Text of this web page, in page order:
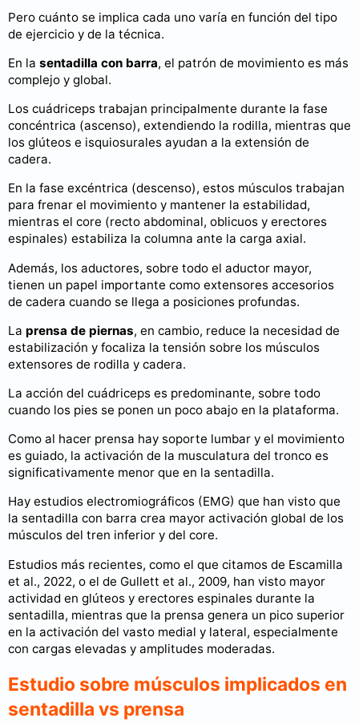
Pero cuánto se implica cada uno varía en función del tipo
de ejercicio y de la técnica.
En la sentadilla con barra, el patrón de movimiento es más
complejo y global.
Los cuádriceps trabajan principalmente durante la fase
concéntrica (ascenso), extendiendo la rodilla, mientras que
los glúteos e isquiosurales ayudan a la extensión de
cadera.
En la fase excéntrica (descenso), estos músculos trabajan
para frenar el movimiento y mantener la estabilidad,
mientras el core (recto abdominal, oblicuos y erectores
espinales) estabiliza la columna ante la carga axial.
Además, los aductores, sobre todo el aductor mayor,
tienen un papel importante como extensores accesorios
de cadera cuando se llega a posiciones profundas.
La prensa de piernas, en cambio, reduce la necesidad de
estabilización y focaliza la tensión sobre los músculos
extensores de rodilla y cadera.
La acción del cuádriceps es predominante, sobre todo
cuando los pies se ponen un poco abajo en la plataforma.
Como al hacer prensa hay soporte lumbar y el movimiento
es guiado, la activación de la musculatura del tronco es
significativamente menor que en la sentadilla.
Hay estudios electromiográficos (EMG) que han visto que
la sentadilla con barra crea mayor activación global de los
músculos del tren inferior y del core.
Estudios más recientes, como el que citamos de Escamilla
et al., 2022, o el de Gullett et al., 2009, han visto mayor
actividad en glúteos y erectores espinales durante la
sentadilla, mientras que la prensa genera un pico superior
en la activación del vasto medial y lateral, especialmente
con cargas elevadas y amplitudes moderadas.
Estudio sobre músculos implicados en
sentadilla vs prensa